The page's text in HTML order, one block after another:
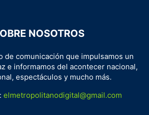
NOSOTROS
de comunicación que impulsamos un
e informamos del acontecer nacional,
espectáculos y mucho más.
elmetropolitanodigital@gmail.com